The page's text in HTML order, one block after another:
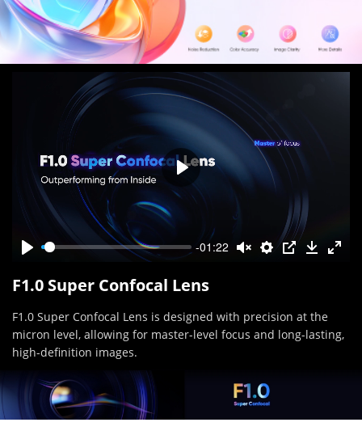
-01:22
F1.0 Super Confocal Lens
F1.0 Super Confocal Lens is designed with precision at the
micron level, allowing for master-level focus and long-lasting,
high-definition images.